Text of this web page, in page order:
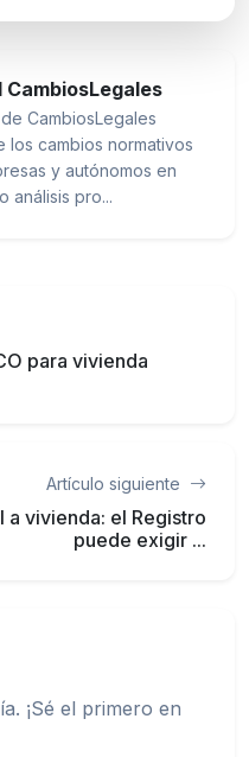
CambiosLegales
CambiosLegales
los cambios normativos
y autónomos en
análisis pro...
para vivienda
Artículo siguiente
a vivienda: el Registro
puede exigir ...
¡Sé el primero en